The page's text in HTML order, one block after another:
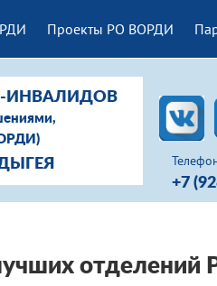
Проекты РО ВОРДИ
+7
ИНВАЛИДОВ
отделений